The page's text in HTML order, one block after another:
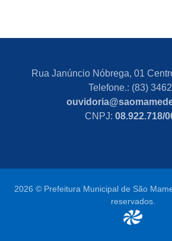
Rua Janúncio Nóbrega, 01
Telefone.: (83)
CNPJ: 08.922.718/
2026 © Prefeitura Municipal de São
reservados.